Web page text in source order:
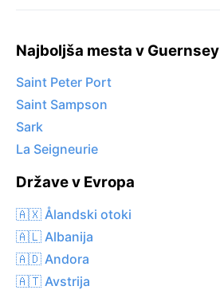
Najboljša mesta v Guernsey
Saint Peter Port
Saint Sampson
Sark
La Seigneurie
Države v Evropa
🇦🇽 Ålandski otoki
🇦🇱 Albanija
🇦🇩 Andora
🇦🇹 Avstrija